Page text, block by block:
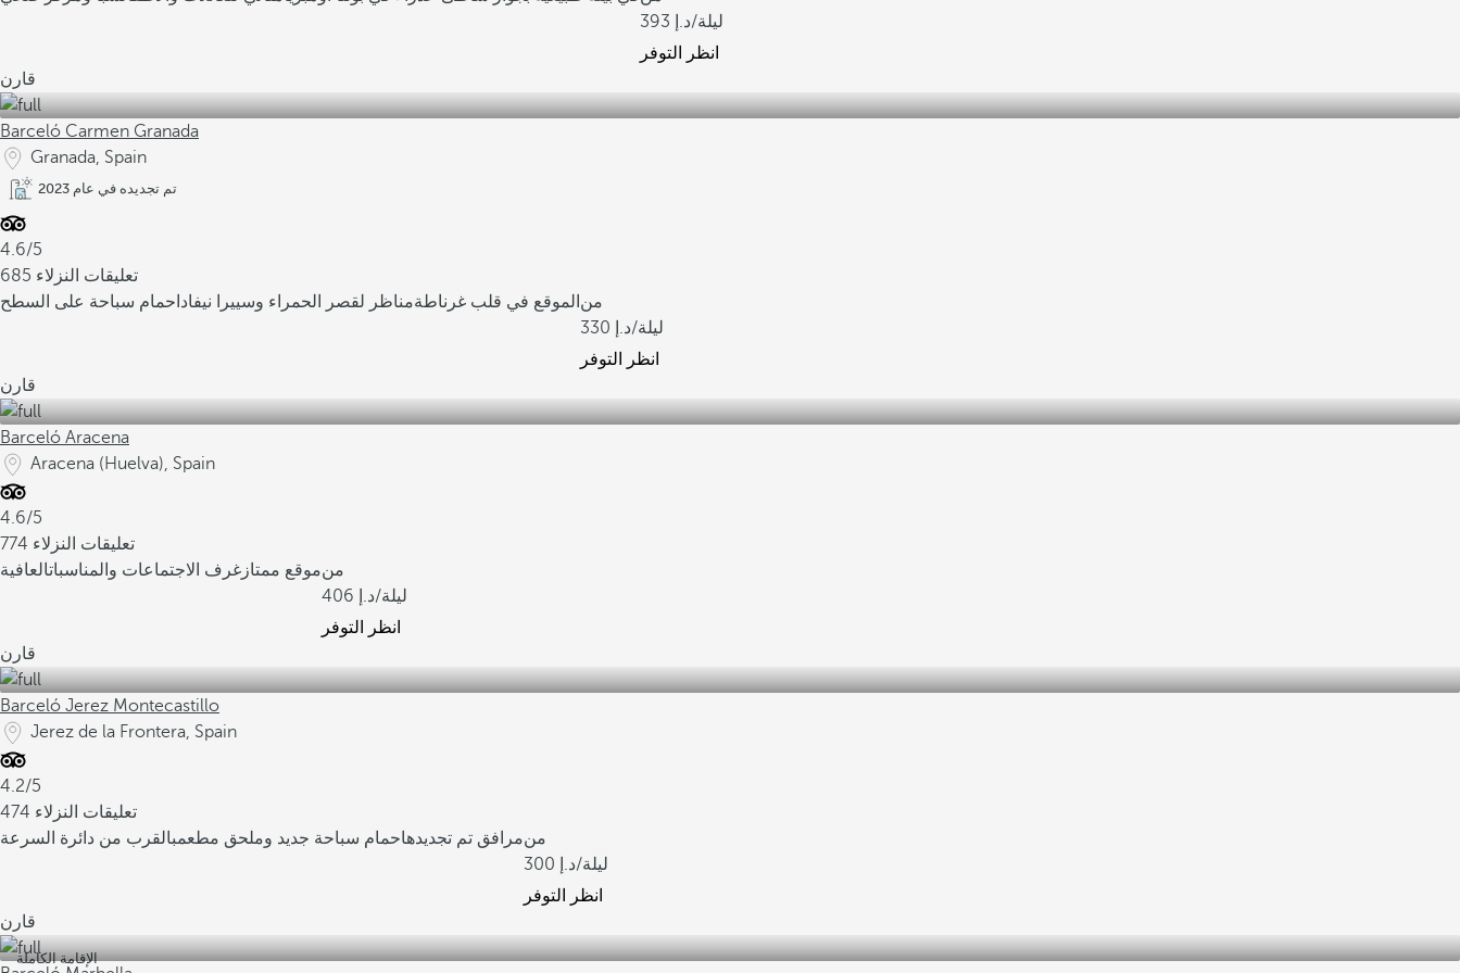
393
/ليلة
انظر التوفر
قارن
Barceló Carmen Granada
Granada, Spain
تم تجديده في عام 2023
4.6/5
685 تعليقات النزلاء
الموقع في قلب غرناطةمناظر لقصر الحمراء وسييرا نيفادا حمام سباحة على السطح
من
330
/ليلة
انظر التوفر
قارن
Barceló Aracena
Aracena (Huelva), Spain
4.6/5
774 تعليقات النزلاء
موقع ممتاز غرف الاجتماعات والمناسباتالعافية
من
406
/ليلة
انظر التوفر
قارن
Barceló Jerez Montecastillo
Jerez de la Frontera, Spain
4.2/5
474 تعليقات النزلاء
مرافق تم تجديدهاحمام سباحة جديد وملحق مطعمبالقرب من دائرة السرعة
من
300
/ليلة
انظر التوفر
قارن
الإقامة الكاملة